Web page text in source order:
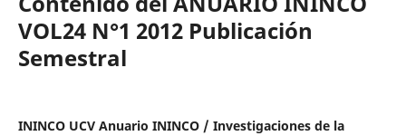
VOL24 N°1 2012 Publicación
Semestral
ININCO UCV Anuario ININCO / Investigaciones de la